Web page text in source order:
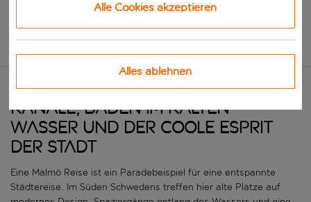
Suchen
Kanäle, Baden im kalten
Wasser und der coole Esprit
der Stadt
Eine Malmö Reise ist ein Paradebeispiel für eine entspannte
Städtereise. Im Süden Schwedens treffen hier alte Plätze auf
Alle Cookies akzeptieren
Alles ablehnen